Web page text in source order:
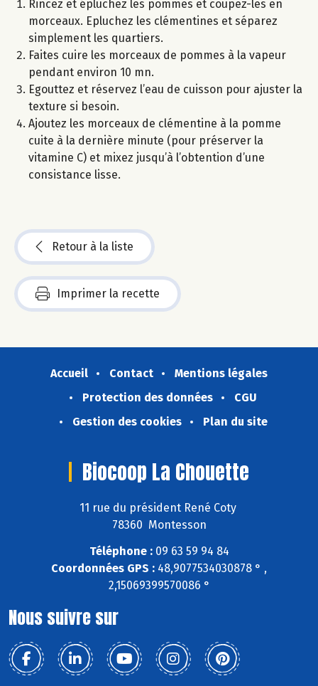
Rincez et épluchez les pommes et coupez-les en
morceaux. Epluchez les clémentines et séparez
simplement les quartiers.
Faites cuire les morceaux de pommes à la vapeur
pendant environ 10 mn.
Egouttez et réservez l’eau de cuisson pour ajuster la
texture si besoin.
Ajoutez les morceaux de clémentine à la pomme
cuite à la dernière minute (pour préserver la
vitamine C) et mixez jusqu’à l’obtention d’une
consistance lisse.
Retour à la liste
Imprimer la recette
Accueil Contact
Mentions légales
Protection des données
CGU
Gestion des cookies
Plan du site
Biocoop La Chouette
11 rue du président René Coty
78360 Montesson
Téléphone :09 63 59 94 84
Coordonnées GPS : 48,9077534030878 ° ,
2,15069399570086 °
Nous suivre sur